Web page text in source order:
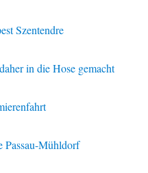
Szentendre
in die Hose gemacht
Passau-Mühldorf